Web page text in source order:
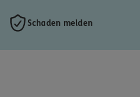
Schaden melden